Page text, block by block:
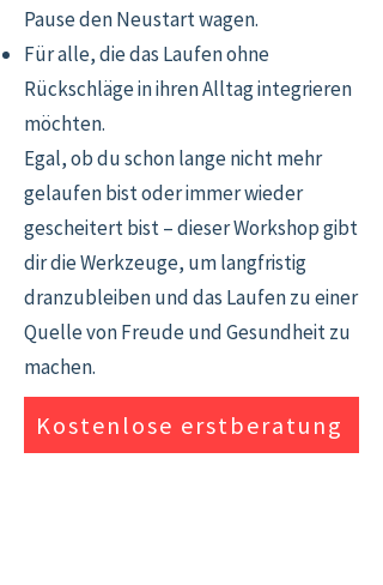
Pause den Neustart wagen.
Für alle, die das Laufen ohne
Rückschläge in ihren Alltag integrieren
möchten.
Egal, ob du schon lange nicht mehr
gelaufen bist oder immer wieder
gescheitert bist – dieser Workshop gibt
dir die Werkzeuge, um langfristig
dranzubleiben und das Laufen zu einer
Quelle von Freude und Gesundheit zu
machen.
Kostenlose erstberatung